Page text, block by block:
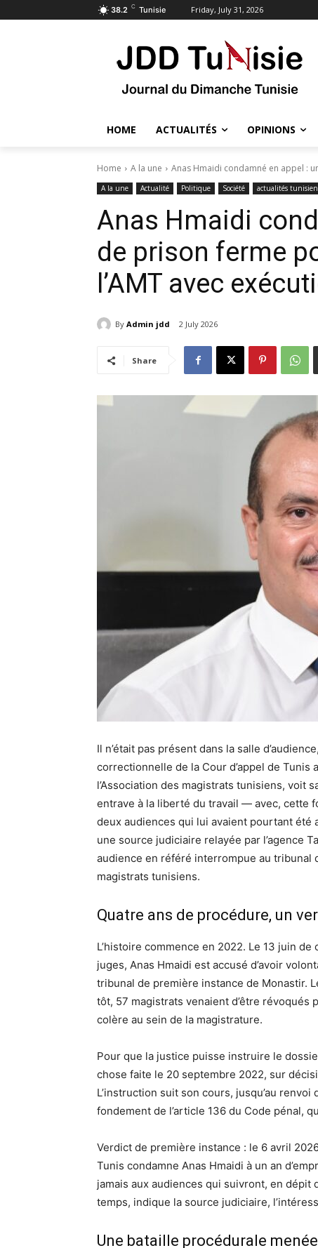
38.2 C Tunisie Friday, July 31, 2026
HOME ACTUALITÉS OPINIONS
Home A la une Anas Hmaidi condamné en appel :
A la une Actualité Politique Société actualités
Anas Hmaidi
de prison ferme
l’AMT avec
By Admin jdd 2 July 2026
Share
Il n’était pas présent dans la salle
correctionnelle de la Cour d’appel de
l’Association des magistrats tunisiens, voit
entrave à la liberté du travail — avec, cette
deux audiences qui lui avaient pourtant été
une source judiciaire relayée par l’agence
audience en référé interrompue au tribunal
magistrats tunisiens.
Quatre ans de procédure, un
L’histoire commence en 2022. Le 13 juin
juges, Anas Hmaidi est accusé d’avoir
tribunal de première instance de Monastir.
tôt, 57 magistrats venaient d’être
colère au sein de la magistrature.
Pour que la justice puisse instruire le
chose faite le 20 septembre 2022, sur
L’instruction suit son cours, jusqu’au
fondement de l’article 136 du Code pénal,
Verdict de première instance : le 6 avril
Tunis condamne Anas Hmaidi à un an
jamais aux audiences qui suivront, en
temps, indique la source judiciaire,
Une bataille procédurale